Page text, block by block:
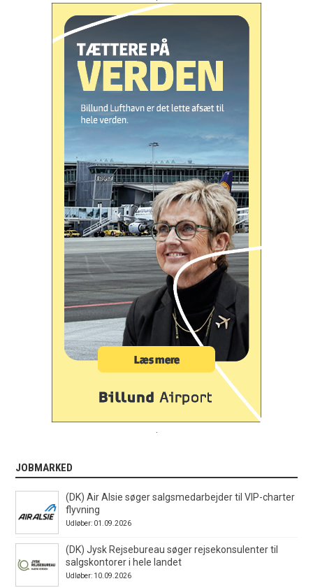
JOBMARKED
(DK) Air Alsie søger salgsmedarbejder til VIP-charter
flyvning
Udløber: 01.09.2026
(DK) Jysk Rejsebureau søger rejsekonsulenter til
salgskontorer i hele landet
Udløber: 10.09.2026